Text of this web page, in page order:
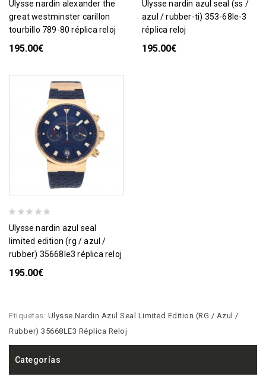
ulysse nardin alexander the
great westminster carillon
tourbillo 789-80 réplica reloj
195.00€
ulysse nardin azul seal (ss /
azul / rubber-ti) 353-68le-3
réplica reloj
195.00€
ulysse nardin azul seal
limited edition (rg / azul /
rubber) 35668le3 réplica reloj
195.00€
Etiquetas: Ulysse Nardin Azul Seal Limited Edition (RG / Azul /
Rubber) 35668LE3 Réplica Reloj
Categorías